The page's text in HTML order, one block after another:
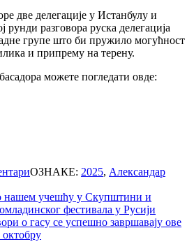
две делегације у Истанбулу и
рунди разговора руска делегација
групе што би пружило могућност
и припрему на терену.
можете погледати овде:
ОЗНАКЕ: 2025, Александар
нашем учешћу у Скупштини и
фестивала у Русији
о гасу се успешно завршавају ове